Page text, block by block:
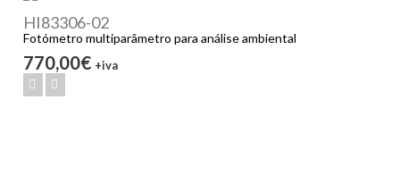
HI83306-02
Fotómetro multiparâmetro para análise ambiental
770,00€ +iva